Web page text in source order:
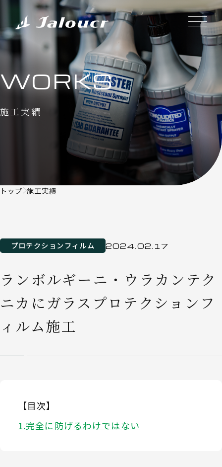
WORKS
施工実績
トップ 施工実績
プロテクションフィルム 2024.02.17
ランボルギーニ・ウラカンテク
ニカにガラスプロテクションフ
ィルム施工
【目次】
完全に防げるわけではない